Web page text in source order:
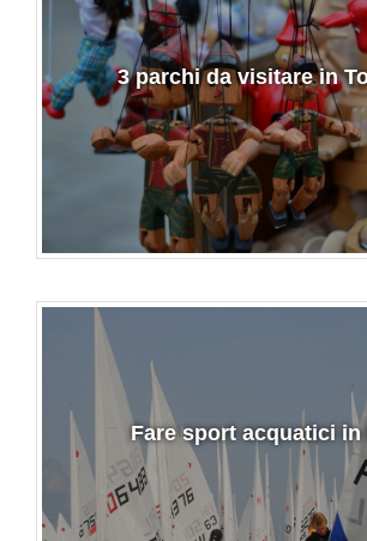
3 parchi da visitare in
Fare sport acquatici in